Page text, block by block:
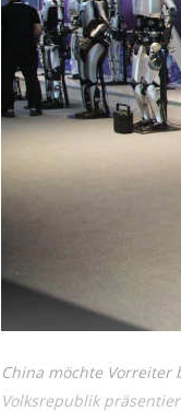
China möchte
Volksrepublik